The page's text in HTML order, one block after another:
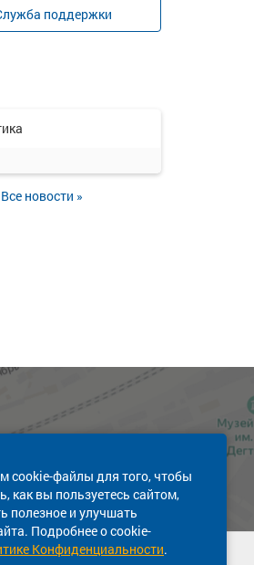
поддержки
Все новости »
cookie-файлы для того, чтобы
как вы пользуетесь сайтом,
полезное и улучшать
Подробнее о cookie-
Конфиденциальности.